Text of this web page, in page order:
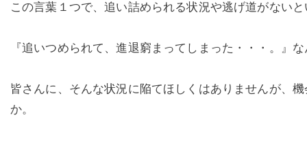
この言葉１つで、追い詰められる状況や逃げ道がない
『追いつめられて、進退窮まってしまった・・・。』
皆さんに、そんな状況に陥てほしくはありませんが、
か。